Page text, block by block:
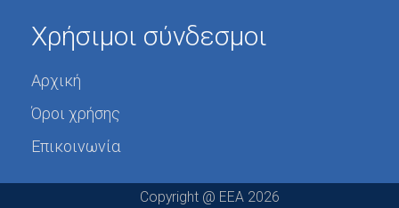
Χρήσιμοι σύνδεσμοι
Αρχική
Όροι χρήσης
Επικοινωνία
Copyright @ EEA 2026